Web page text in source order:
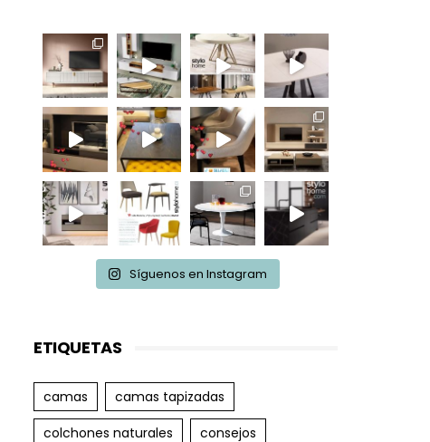
Síguenos en Instagram
ETIQUETAS
camas
camas tapizadas
colchones naturales
consejos